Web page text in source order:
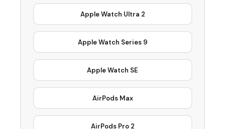
Apple Watch Ultra 2
Apple Watch Series 9
Apple Watch SE
AirPods Max
AirPods Pro 2